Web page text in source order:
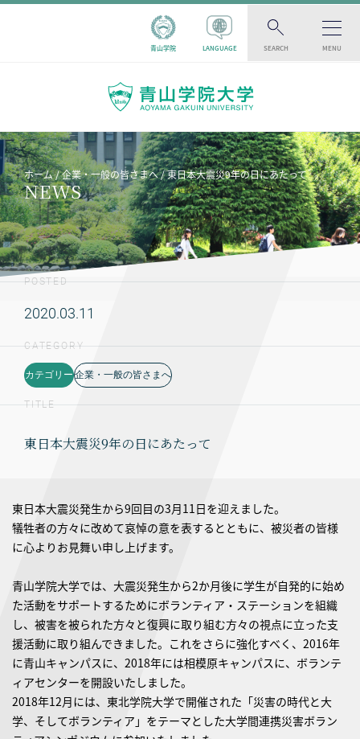
青山学院 LANGUAGE SEARCH MENU
ホーム 企業・一般の皆さまへ 東日本大震災9年の日にあたって
NEWS
POSTED
2020.03.11
CATEGORY
カテゴリー 企業・一般の皆さまへ
TITLE
東日本大震災9年の日にあたって
東日本大震災発生から9回目の3月11日を迎えました。
犠牲者の方々に改めて哀悼の意を表するとともに、被災者の皆様
に心よりお見舞い申し上げます。
青山学院大学では、大震災発生から2か月後に学生が自発的に始め
た活動をサポートするためにボランティア・ステーションを組織
し、被害を被られた方々と復興に取り組む方々の視点に立った支
援活動に取り組んできました。これをさらに強化すべく、2016年
に青山キャンパスに、2018年には相模原キャンパスに、ボランテ
ィアセンターを開設いたしました。
2018年12月には、東北学院大学で開催された「災害の時代と大
学、そしてボランティア」をテーマとした大学間連携災害ボラン